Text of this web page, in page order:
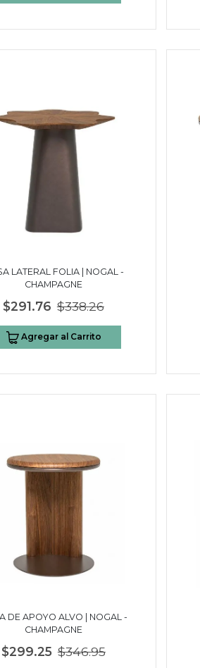
LATERAL FOLIA | NOGAL -
CHAMPAGNE
$291.76 $338.26
Agregar al Carrito
DE APOYO ALVO | NOGAL -
CHAMPAGNE
$299.25 $346.95